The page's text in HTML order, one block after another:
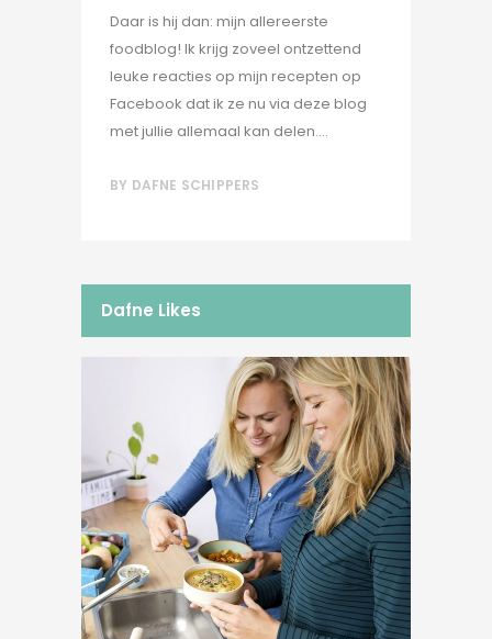
Daar is hij dan: mijn allereerste
foodblog! Ik krijg zoveel ontzettend
leuke reacties op mijn recepten op
Facebook dat ik ze nu via deze blog
met jullie allemaal kan delen....
BY DAFNE SCHIPPERS
Dafne Likes